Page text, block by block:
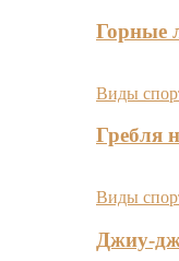
Горные
Виды
Гребля
Виды
Джиу-